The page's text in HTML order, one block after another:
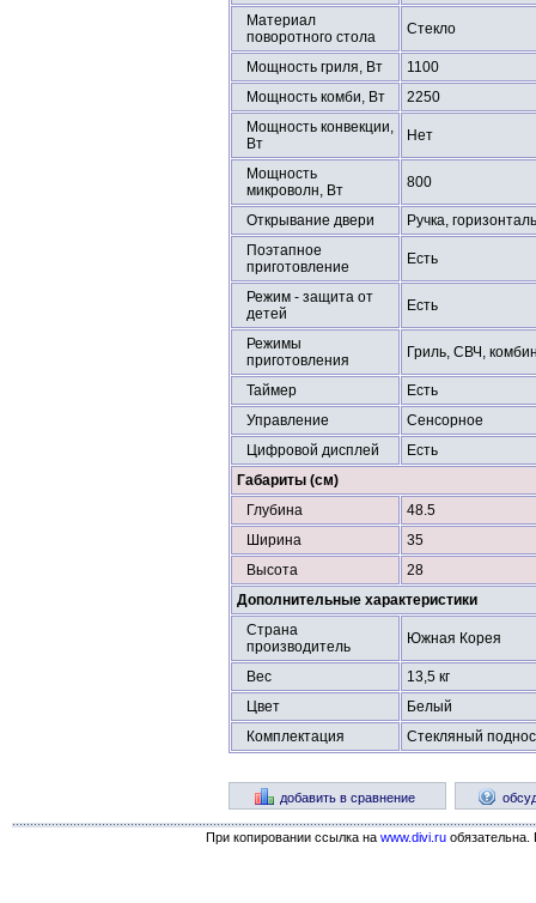
Материал
поворотного стола
Стекло
Мощность гриля, Вт
1100
Мощность комби, Вт
2250
Мощность конвекции,
Вт
Нет
Мощность
микроволн, Вт
800
Открывание двери
Ручка,
Поэтапное
приготовление
Есть
Режим - защита от
детей
Есть
Режимы
приготовления
Гриль, СВЧ,
Таймер
Есть
Управление
Сенсорное
Цифровой дисплей
Есть
Габариты (см)
Глубина
48.5
Ширина
35
Высота
28
Дополнительные характеристики
Страна
производитель
Южная Корея
Вес
13,5 кг
Цвет
Белый
Комплектация
Стекляный
добавить в сравнение
При копировании ссылка на www.divi.ru